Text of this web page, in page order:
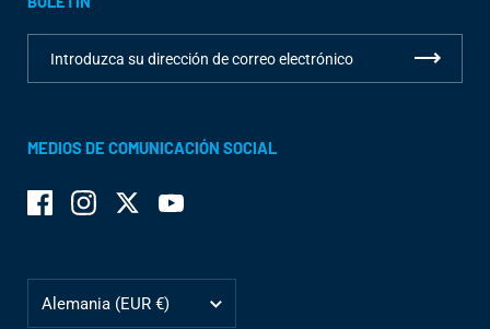
MEDIOS DE COMUNICACIÓN SOCIAL
FacebookInstagramTwitterYouTube
Alemania (EUR €)